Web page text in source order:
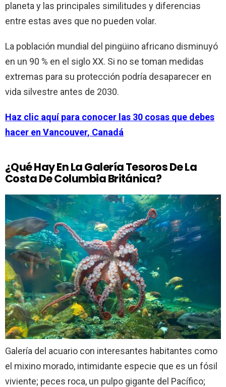
planeta y las principales similitudes y diferencias
entre estas aves que no pueden volar.
La población mundial del pingüino africano disminuyó
en un 90 % en el siglo XX. Si no se toman medidas
extremas para su protección podría desaparecer en
vida silvestre antes de 2030.
Haz clic aquí para conocer las 30 cosas que debes
hacer en Vancouver, Canadá
¿Qué Hay En La Galería Tesoros De La
Costa De Columbia Británica?
Galería del acuario con interesantes habitantes como
el mixino morado, intimidante especie que es un fósil
viviente; peces roca, un pulpo gigante del Pacífico;